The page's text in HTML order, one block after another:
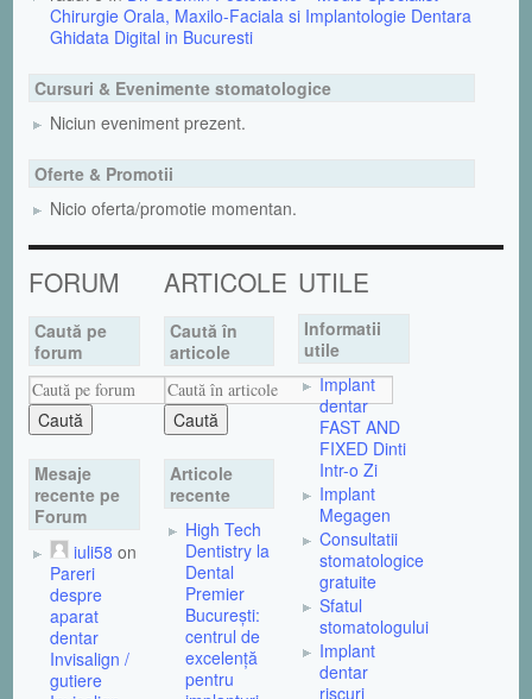
Chirurgie Orala, Maxilo-Faciala si Implantologie Dentara
Ghidata Digital in Bucuresti
Cursuri & Evenimente stomatologice
Niciun eveniment prezent.
Oferte & Promotii
Nicio oferta/promotie momentan.
FORUM
Caută pe
forum
Mesaje
recente pe
Forum
iuli58 on
Pareri
despre
aparat
dentar
Invisalign /
gutiere
ARTICOLE
Caută în
articole
Articole
recente
High Tech
Dentistry la
Dental
Premier
București:
centrul de
excelență
pentru
UTILE
Informatii
utile
Implant
dentar
FAST AND
FIXED Dinti
Intr-o Zi
Implant
Megagen
Consultatii
stomatologice
gratuite
Sfatul
stomatologului
Implant
dentar
riscuri